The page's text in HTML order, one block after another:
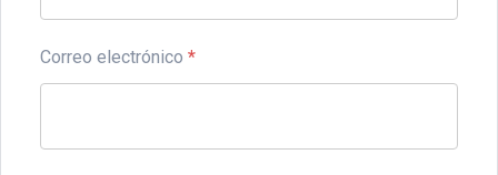
Correo electrónico *